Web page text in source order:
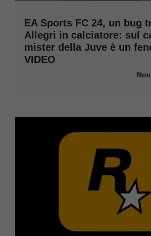
EA Sports FC 24, un bug
Allegri in calciatore: sul
mister della Juve è un
VIDEO